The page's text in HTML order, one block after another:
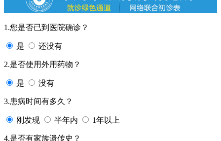
1.您是否已到医院确诊？
是 还没有
2.是否使用外用药物？
是 没有
3.患病时间有多久？
刚发现 半年内 1年以上
4.是否有家族遗传史？